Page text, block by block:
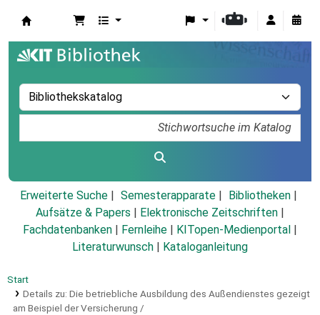
Erweiterte Suche Semesterapparate
Bibliotheken
Aufsätze & Papers
Elektronische Zeitschriften
Fachdatenbanken
Fernleihe KITopen-Medienportal
Literaturwunsch
Kataloganleitung
Start
Details zu: Die betriebliche Ausbildung des Außendienstes gezeigt
am Beispiel der Versicherung /